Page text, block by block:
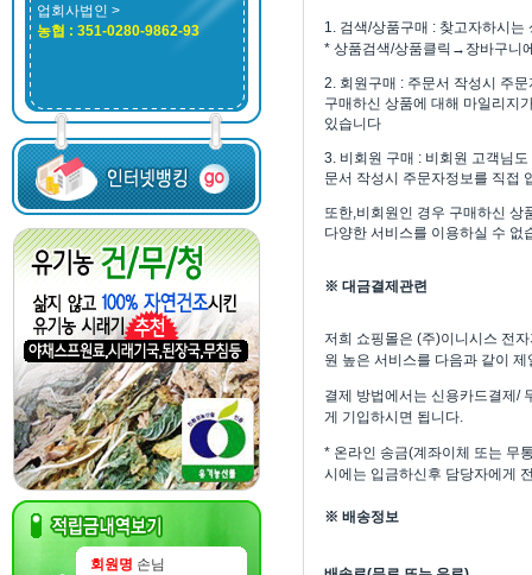
업회사법인 >
농협 : 351-0280-9862-93
회원명 손님
1. 검색/상품구매 : 찾고자하시
* 상품검색/상품클릭→장바구
2. 회원구매 : 주문서 작성시 주
구매하신 상품에 대해 마일리지
있습니다
3. 비회원 구매 : 비회원 고객님
문서 작성시 주문자정보를 직접
또한,비회원인 경우 구매하신 상
다양한 서비스를 이용하실 수 없
※ 대금결제관련
저희 쇼핑몰은 (주)이니시스 전
원 높은 서비스를 다음과 같이
결제 방법에서는 신용카드결제/
게 기입하시면 됩니다.
* 온라인 송금(계좌이체 또는 무
시에는 입금하신후 담당자에게
※ 배송정보